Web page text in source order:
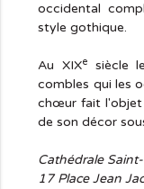
occidental
style gothique.
Au XIXe
siècle
combles qui les
chœur fait l'objet
de son décor
Cathédrale
17 Place Jean